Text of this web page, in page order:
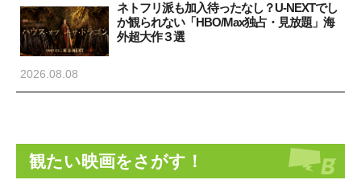
ネトフリ派も加入待ったなし？U-NEXTでし
か観られない「HBO/Max独占・見放題」海
外超大作３選
2026.08.08
観たい映画をさがす！